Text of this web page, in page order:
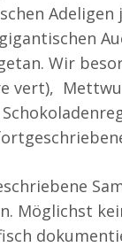
Wir
vert),
Möglichst